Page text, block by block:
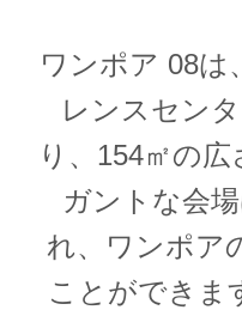
ワンポア 08は
レンスセン
り、154㎡の
ガントな会
れ、ワンポア
ことができま